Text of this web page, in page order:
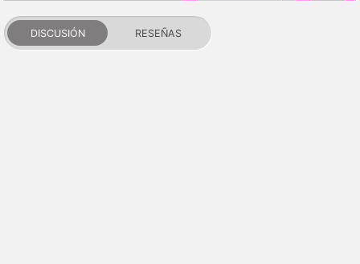
DISCUSIÓN RESEÑAS